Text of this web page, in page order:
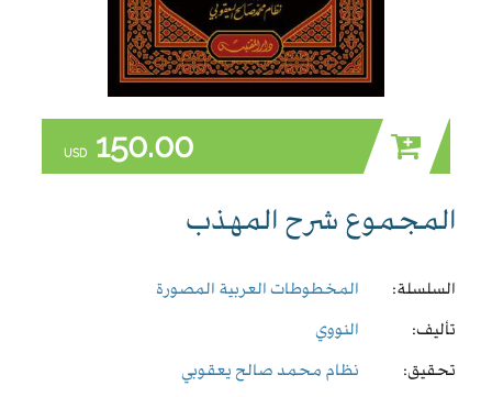
150.00
USD
المجموع شرح المهذب
السلسلة:
المخطوطات العربية المصورة
تأليف:
النووي
تحقيق:
نظام محمد صالح يعقوبي